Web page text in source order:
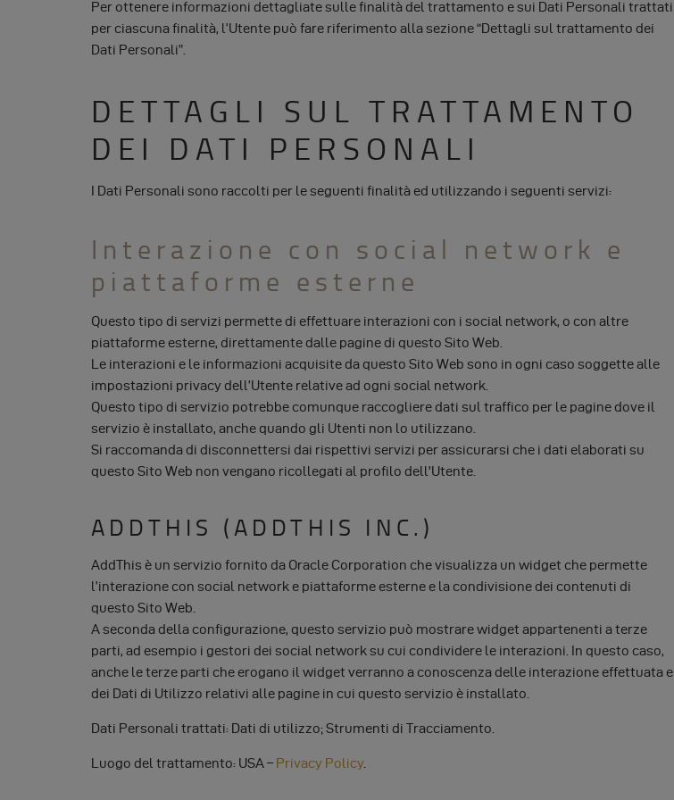
Per ottenere informazioni dettagliate sulle finalità del trattamento e sui Dati Personali trattati
per ciascuna finalità, l’Utente può fare riferimento alla sezione “Dettagli sul trattamento dei
Dati Personali”.
DETTAGLI SUL TRATTAMENTO
DEI DATI PERSONALI
I Dati Personali sono raccolti per le seguenti finalità ed utilizzando i seguenti servizi:
Interazione con social network e
piattaforme esterne
Questo tipo di servizi permette di effettuare interazioni con i social network, o con altre
piattaforme esterne, direttamente dalle pagine di questo Sito Web.
Le interazioni e le informazioni acquisite da questo Sito Web sono in ogni caso soggette alle
impostazioni privacy dell’Utente relative ad ogni social network.
Questo tipo di servizio potrebbe comunque raccogliere dati sul traffico per le pagine dove il
servizio è installato, anche quando gli Utenti non lo utilizzano.
Si raccomanda di disconnettersi dai rispettivi servizi per assicurarsi che i dati elaborati su
questo Sito Web non vengano ricollegati al profilo dell'Utente.
ADDTHIS (ADDTHIS INC.)
AddThis è un servizio fornito da Oracle Corporation che visualizza un widget che permette
l’interazione con social network e piattaforme esterne e la condivisione dei contenuti di
questo Sito Web.
A seconda della configurazione, questo servizio può mostrare widget appartenenti a terze
parti, ad esempio i gestori dei social network su cui condividere le interazioni. In questo caso,
anche le terze parti che erogano il widget verranno a conoscenza delle interazione effettuata e
dei Dati di Utilizzo relativi alle pagine in cui questo servizio è installato.
Dati Personali trattati: Dati di utilizzo; Strumenti di Tracciamento.
Luogo del trattamento: USA – Privacy Policy.